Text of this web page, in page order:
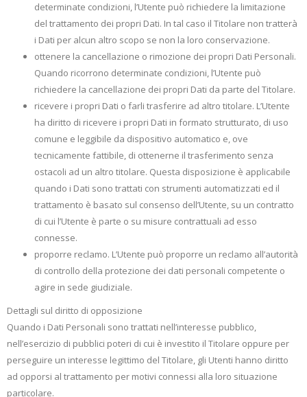
determinate condizioni, l’Utente può richiedere la limitazione
del trattamento dei propri Dati. In tal caso il Titolare non tratterà
i Dati per alcun altro scopo se non la loro conservazione.
ottenere la cancellazione o rimozione dei propri Dati Personali.
Quando ricorrono determinate condizioni, l’Utente può
richiedere la cancellazione dei propri Dati da parte del Titolare.
ricevere i propri Dati o farli trasferire ad altro titolare. L’Utente
ha diritto di ricevere i propri Dati in formato strutturato, di uso
comune e leggibile da dispositivo automatico e, ove
tecnicamente fattibile, di ottenerne il trasferimento senza
ostacoli ad un altro titolare. Questa disposizione è applicabile
quando i Dati sono trattati con strumenti automatizzati ed il
trattamento è basato sul consenso dell’Utente, su un contratto
di cui l’Utente è parte o su misure contrattuali ad esso
connesse.
proporre reclamo. L’Utente può proporre un reclamo all’autorità
di controllo della protezione dei dati personali competente o
agire in sede giudiziale.
Dettagli sul diritto di opposizione
Quando i Dati Personali sono trattati nell’interesse pubblico,
nell’esercizio di pubblici poteri di cui è investito il Titolare oppure per
perseguire un interesse legittimo del Titolare, gli Utenti hanno diritto
ad opporsi al trattamento per motivi connessi alla loro situazione
particolare.